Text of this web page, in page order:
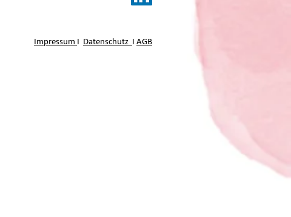
Impressum I Datenschutz I AGB